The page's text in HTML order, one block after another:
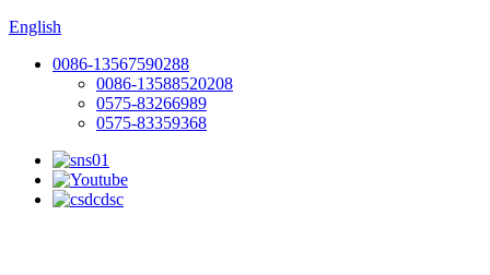
English
0086-13567590288
0086-13588520208
0575-83266989
0575-83359368